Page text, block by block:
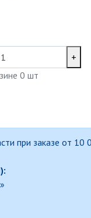
+
0 шт
при заказе от 10